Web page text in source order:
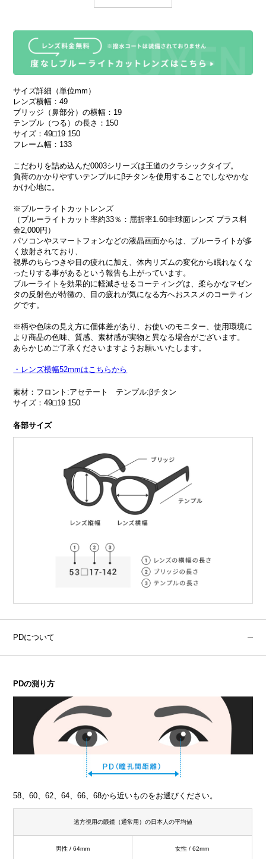
サイズ詳細（単位mm）
レンズ横幅：49
ブリッジ（鼻部分）の横幅：19
テンプル（つる）の長さ：150
サイズ：49□19 150
フレーム幅：133
こだわりを詰め込んだ0003シリーズは王道のクラシックタイプ。
負荷のかかりやすいテンプルにβチタンを使用することでしなやかな
かけ心地に。
※ブルーライトカットレンズ
（ブルーライトカット率約33％：屈折率1.60非球面レンズ プラス料
金2,000円）
パソコンやスマートフォンなどの液晶画面からは、ブルーライトが多
く放射されており、
視界のちらつきや目の疲れに加え、体内リズムの変化から眠れなくな
ったりする事があるという報告も上がっています。
ブルーライトを効果的に軽減させるコーティングは、柔らかなマゼン
タの反射色が特徴の、目の疲れが気になる方へおススメのコーティン
グです。
※柄や色味の見え方に個体差があり、お使いのモニター、使用環境に
より商品の色味、質感、素材感が実物と異なる場合がございます。
あらかじめご了承くださいますようお願いいたします。
・レンズ横幅52mmはこちらから
素材：フロント:アセテート テンプル:βチタン
サイズ：49□19 150
各部サイズ
PDについて
PDの測り方
58、60、62、64、66、68から近いものをお選びください。
遠方視用の眼鏡（通常用）の日本人の平均値
男性 / 64mm 女性 / 62mm